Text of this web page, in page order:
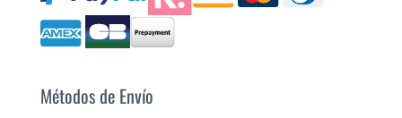
Métodos de Envío